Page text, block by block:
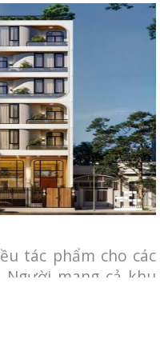
An” Chủ đầu tư:
Địa điểm: Số 01 Võ
An,
tác phẩm cho các
mang cả khu